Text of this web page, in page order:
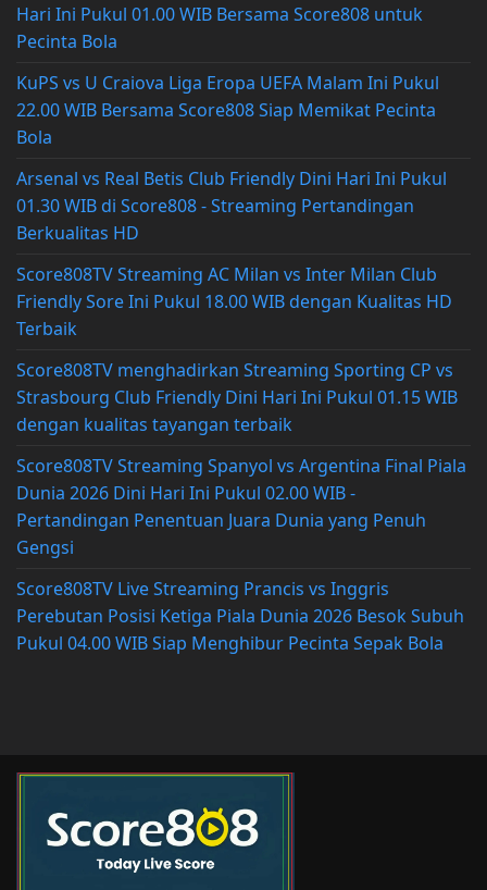
Hari Ini Pukul 01.00 WIB Bersama Score808 untuk
Pecinta Bola
KuPS vs U Craiova Liga Eropa UEFA Malam Ini Pukul
22.00 WIB Bersama Score808 Siap Memikat Pecinta
Bola
Arsenal vs Real Betis Club Friendly Dini Hari Ini Pukul
01.30 WIB di Score808 - Streaming Pertandingan
Berkualitas HD
Score808TV Streaming AC Milan vs Inter Milan Club
Friendly Sore Ini Pukul 18.00 WIB dengan Kualitas HD
Terbaik
Score808TV menghadirkan Streaming Sporting CP vs
Strasbourg Club Friendly Dini Hari Ini Pukul 01.15 WIB
dengan kualitas tayangan terbaik
Score808TV Streaming Spanyol vs Argentina Final Piala
Dunia 2026 Dini Hari Ini Pukul 02.00 WIB -
Pertandingan Penentuan Juara Dunia yang Penuh
Gengsi
Score808TV Live Streaming Prancis vs Inggris
Perebutan Posisi Ketiga Piala Dunia 2026 Besok Subuh
Pukul 04.00 WIB Siap Menghibur Pecinta Sepak Bola